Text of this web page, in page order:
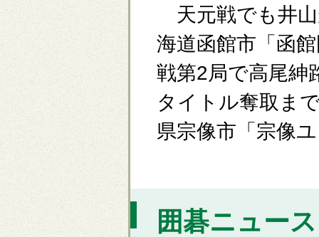
天元戦でも井
海道函館市「函
戦第2局で高尾紳
タイトル奪取ま
県宗像市「宗像
囲碁ニュー